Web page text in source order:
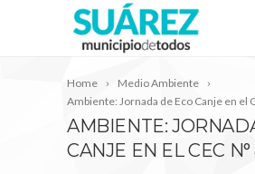
Home
Medio Ambiente
Ambiente: Jornada de Eco Canje en el
AMBIENTE:
CANJE EN EL CEC N°